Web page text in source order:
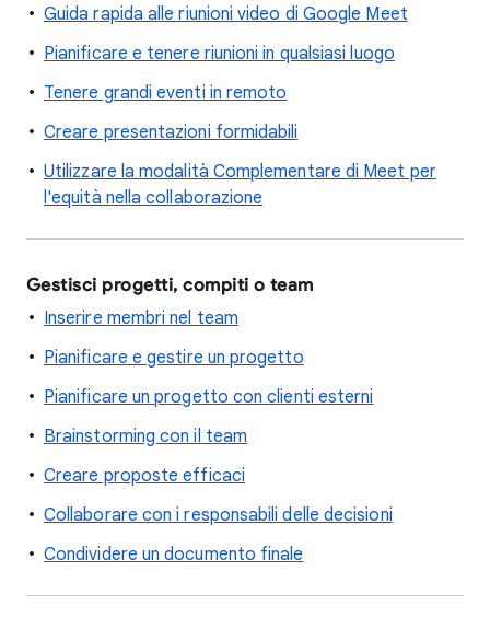
Guida rapida alle riunioni video di Google Meet
Pianificare e tenere riunioni in qualsiasi luogo
Tenere grandi eventi in remoto
Creare presentazioni formidabili
Utilizzare la modalità Complementare di Meet per
l'equità nella collaborazione
Gestisci progetti, compiti o team
Inserire membri nel team
Pianificare e gestire un progetto
Pianificare un progetto con clienti esterni
Brainstorming con il team
Creare proposte efficaci
Collaborare con i responsabili delle decisioni
Condividere un documento finale